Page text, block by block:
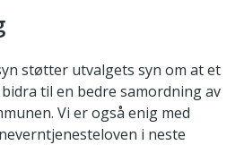
støtter utvalgets syn om at et
til en bedre samordning av
Vi er også enig med
i neste